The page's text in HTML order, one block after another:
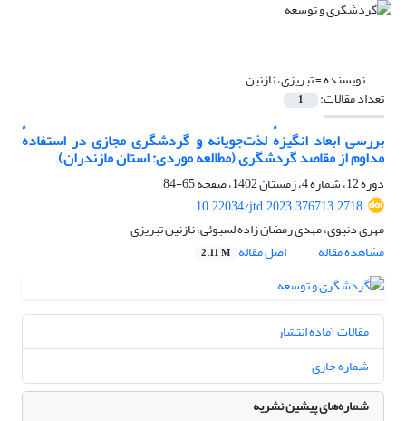
نویسنده =تبریزی، نازنین
تعداد مقالات: 1
بررسی ابعاد انگیزهٔ لذت‌جویانه و گردشگری مجازی در استفادهٔ
مداوم از مقاصد گردشگری (مطالعهٔ موردی: استان مازندران)
دوره 12، شماره 4، زمستان 1402، صفحه
65-84
10.22034/jtd.2023.376713.2718
مهری دنیوی، مهدی رمضان زاده لسبوئی، نازنین تبریزی
مشاهده مقاله
اصل مقاله 2.11 M
مقالات آماده انتشار
شماره جاری
شماره‌های پیشین نشریه